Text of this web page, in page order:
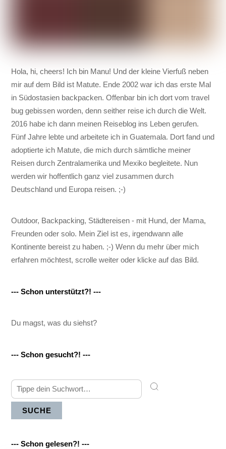
Hola, hi, cheers! Ich bin Manu! Und der kleine Vierfuß neben
mir auf dem Bild ist Matute. Ende 2002 war ich das erste Mal
in Südostasien backpacken. Offenbar bin ich dort vom travel
bug gebissen worden, denn seither reise ich durch die Welt.
2016 habe ich dann meinen Reiseblog ins Leben gerufen.
Fünf Jahre lebte und arbeitete ich in Guatemala. Dort fand und
adoptierte ich Matute, die mich durch sämtliche meiner
Reisen durch Zentralamerika und Mexiko begleitete. Nun
werden wir hoffentlich ganz viel zusammen durch
Deutschland und Europa reisen. ;-)
Outdoor, Backpacking, Städtereisen - mit Hund, der Mama,
Freunden oder solo. Mein Ziel ist es, irgendwann alle
Kontinente bereist zu haben. ;-) Wenn du mehr über mich
erfahren möchtest, scrolle weiter oder klicke auf das Bild.
--- Schon unterstützt?! ---
Du magst, was du siehst?
--- Schon gesucht?! ---
SUCHE
--- Schon gelesen?! ---